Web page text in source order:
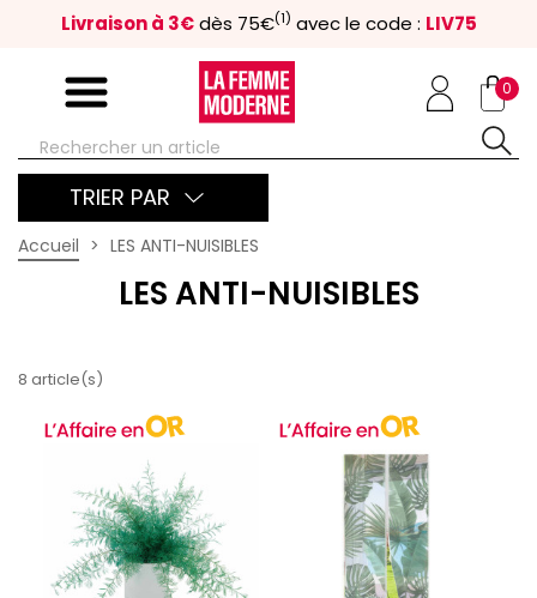
Livraison à 3€ dès 75€(1) avec le code : LIV75
0
TRIER PAR
Accueil LES ANTI-NUISIBLES
LES ANTI-NUISIBLES
8 article(s)